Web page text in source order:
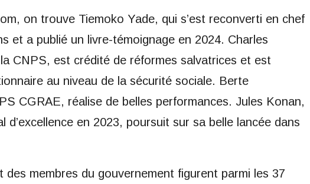
on trouve Tiemoko Yade, qui s’est reconverti en chef
et a publié un livre-témoignage en 2024. Charles
CNPS, est crédité de réformes salvatrices et est
au niveau de la sécurité sociale. Berte
CGRAE, réalise de belles performances. Jules Konan,
d’excellence en 2023, poursuit sur sa belle lancée dans
des membres du gouvernement figurent parmi les 37